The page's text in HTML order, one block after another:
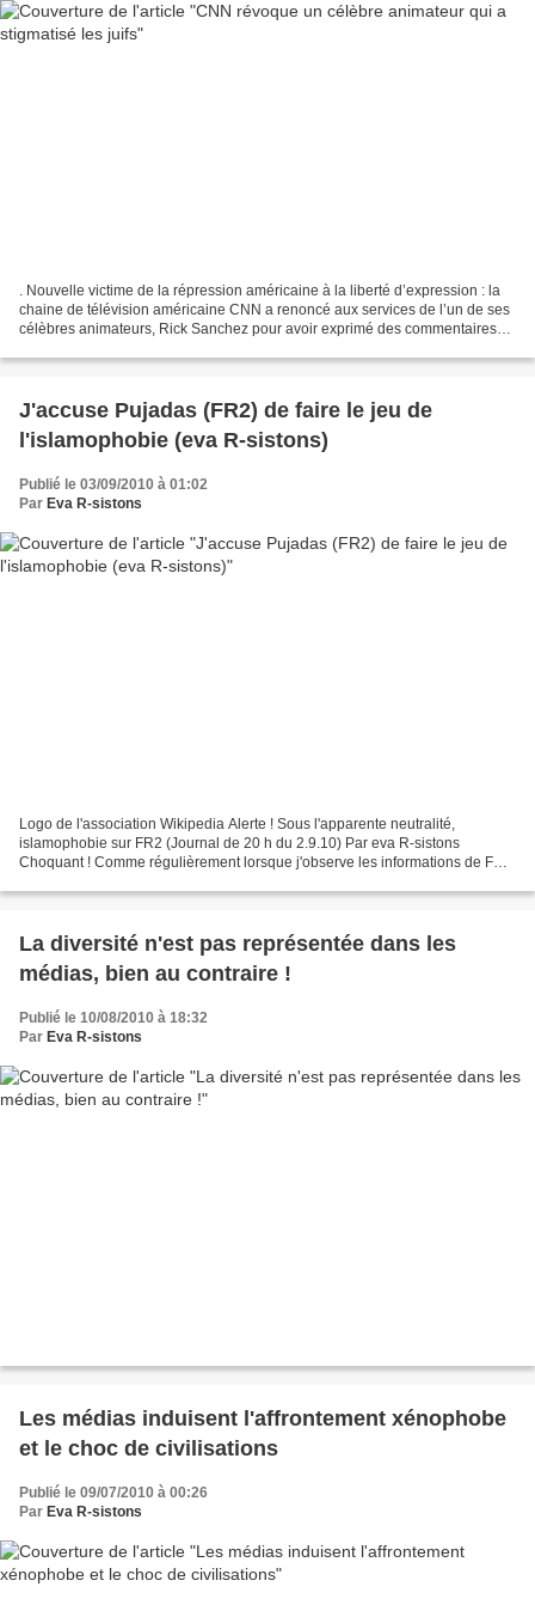
. Nouvelle victime de la répression américaine à la liberté d’expression : la
chaine de télévision américaine CNN a renoncé aux services de l’un de ses
célèbres animateurs, Rick Sanchez pour avoir exprimé des commentaires
J'accuse Pujadas (FR2) de faire le jeu de
l'islamophobie (eva R-sistons)
Publié le 03/09/2010 à 01:02
Par Eva R-sistons
Logo de l'association Wikipedia Alerte ! Sous l'apparente neutralité,
islamophobie sur FR2 (Journal de 20 h du 2.9.10) Par eva R-sistons
Choquant ! Comme régulièrement lorsque j'observe les informations de FR2
La diversité n'est pas représentée dans les
médias, bien au contraire !
Publié le 10/08/2010 à 18:32
Par Eva R-sistons
Les médias induisent l'affrontement xénophobe
et le choc de civilisations
Publié le 09/07/2010 à 00:26
Par Eva R-sistons